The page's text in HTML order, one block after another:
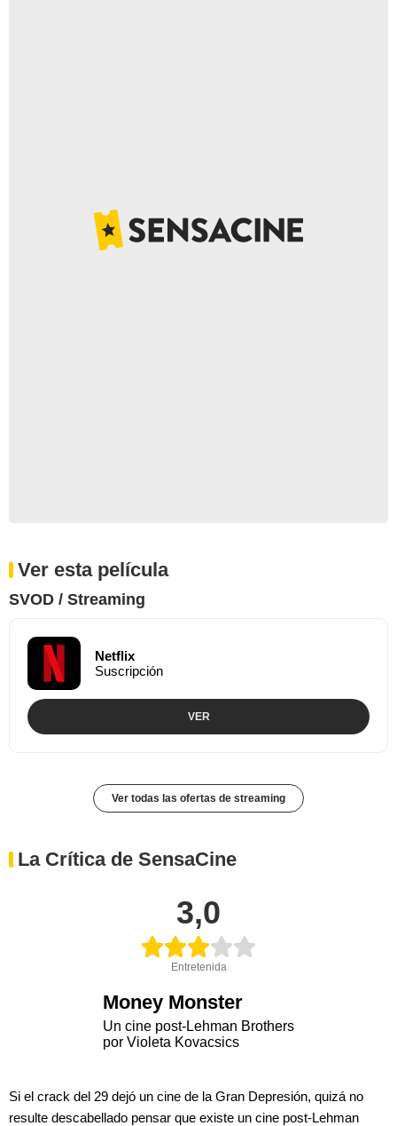
Ver esta película
SVOD / Streaming
Netflix
Suscripción
VER
Ver todas las ofertas de streaming
La Crítica de SensaCine
3,0
Entretenida
Money Monster
Un cine post-Lehman Brothers
por Violeta Kovacsics
Si el crack del 29 dejó un cine de la Gran Depresión, quizá no
resulte descabellado pensar que existe un cine post-Lehman